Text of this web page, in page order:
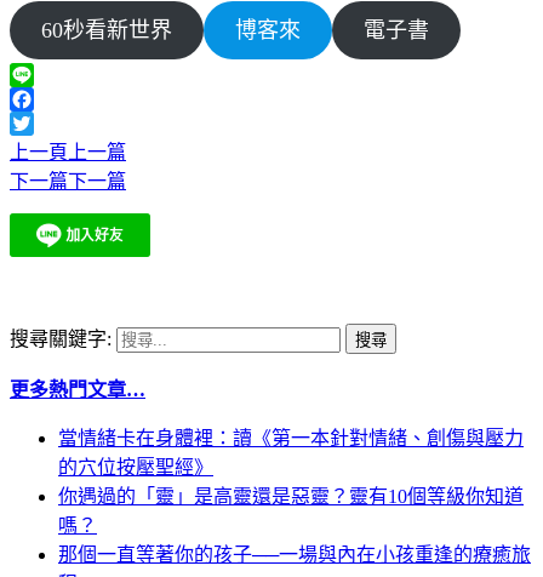
60秒看新世界 博客來 電子書
Line
Facebook
Twitter
上一頁 上一篇
下一篇下一篇
搜尋關鍵字:
更多熱門文章…
當情緒卡在身體裡：讀《第一本針對情緒、創傷與壓力
的穴位按壓聖經》
你遇過的「靈」是高靈還是惡靈？靈有10個等級你知道
嗎？
那個一直等著你的孩子──一場與內在小孩重逢的療癒旅